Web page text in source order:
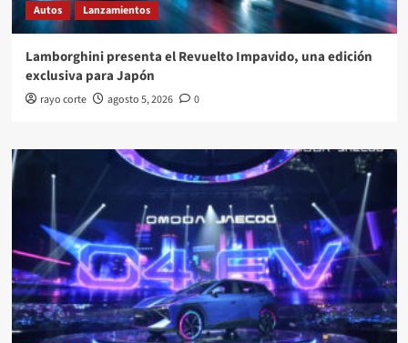
Autos Lanzamientos
Lamborghini presenta el Revuelto Impavido, una edición
exclusiva para Japón
rayo corte agosto 5, 2026 0